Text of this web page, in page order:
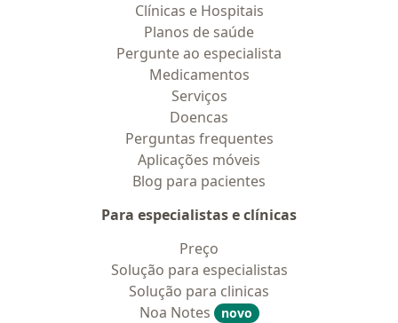
Clínicas e Hospitais
Planos de saúde
Pergunte ao especialista
Medicamentos
Serviços
Doencas
Perguntas frequentes
Aplicações móveis
Blog para pacientes
Para especialistas e clínicas
Preço
Solução para especialistas
Solução para clinicas
Noa Notes
novo